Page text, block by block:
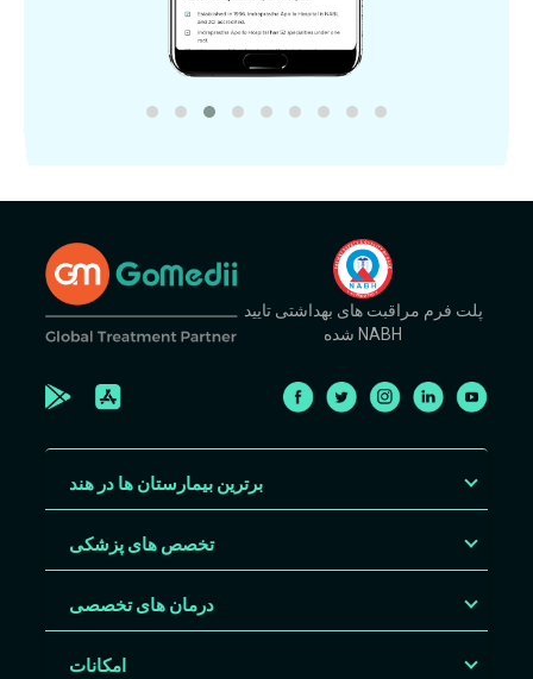
پلت فرم مراقبت های بهداشتی تایید
شده NABH
برترین بیمارستان ها در هند
تخصص های پزشکی
درمان های تخصصی
امکانات